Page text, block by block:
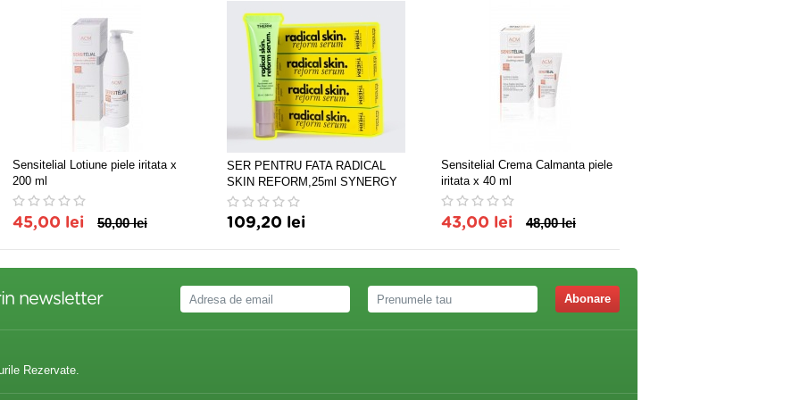
Sensitelial Lotiune piele iritata x
200 ml
45,00 lei 50,00 lei
SER PENTRU FATA RADICAL
SKIN REFORM,25ml SYNERGY
THERM
109,20 lei
Sensitelial Crema Calmanta piele
iritata x 40 ml
43,00 lei 48,00 lei
newsletter Abonare
Rezervate.